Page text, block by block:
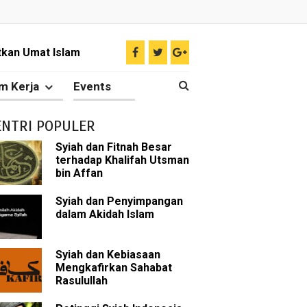
Keliru
tentang Ahlul Bait
Sahabat
Ilmu Ghaib?
Nabi Pengkhianat?
Nabi
Kerja Events
POPULER
Syiah dan Fitnah Besar
terhadap Khalifah Utsman
bin Affan
Syiah dan Penyimpangan
dalam Akidah Islam
Syiah dan Kebiasaan
Mengkafirkan Sahabat
Rasulullah